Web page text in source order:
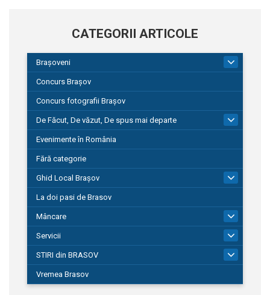
CATEGORII ARTICOLE
Brașoveni
Concurs Brașov
Concurs fotografii Brașov
De Făcut, De văzut, De spus mai departe
149
Evenimente în România
Fără categorie
Ghid Local Brașov
La doi pasi de Brasov
Mâncare
Servicii
STIRI din BRASOV
Vremea Brasov